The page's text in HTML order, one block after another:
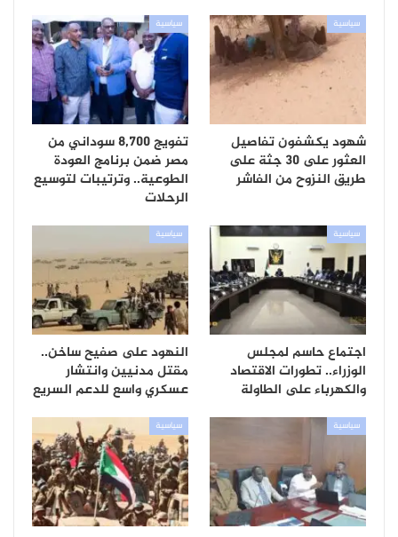
سياسية
شهود يكشفون تفاصيل
العثور على 30 جثة على
طريق النزوح من الفاشر
سياسية
تفويج 8,700 سوداني من
مصر ضمن برنامج العودة
الطوعية.. وترتيبات لتوسيع
الرحلات
سياسية
اجتماع حاسم لمجلس
الوزراء.. تطورات الاقتصاد
والكهرباء على الطاولة
سياسية
النهود على صفيح ساخن..
مقتل مدنيين وانتشار
عسكري واسع للدعم السريع
سياسية سياسية